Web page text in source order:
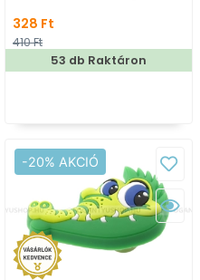
gyerekbútor fogantyú
328 Ft
410 Ft
53 db Raktáron
-20% AKCIÓ